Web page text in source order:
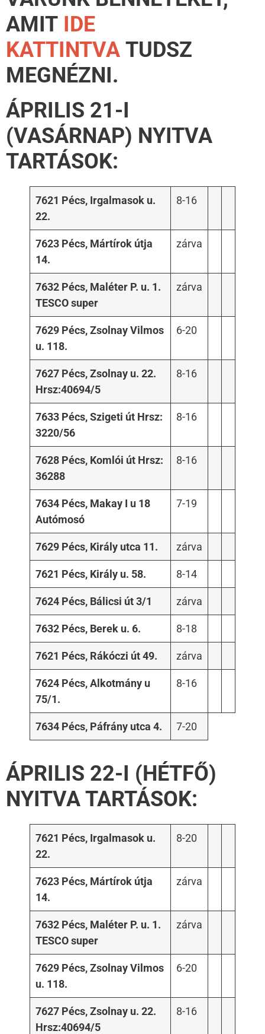
AMIT IDE
KATTINTVA TUDSZ
MEGNÉZNI.
ÁPRILIS 21-I
(VASÁRNAP) NYITVA
TARTÁSOK:
7621 Pécs, Irgalmasok u.
22.
8-16
7623 Pécs, Mártírok útja
14.
zárva
7632 Pécs, Maléter P. u. 1.
TESCO super
zárva
7629 Pécs, Zsolnay Vilmos
u. 118.
6-20
7627 Pécs, Zsolnay u. 22.
Hrsz:40694/5
8-16
7633 Pécs, Szigeti út Hrsz:
3220/56
8-16
7628 Pécs, Komlói út Hrsz:
36288
8-16
7634 Pécs, Makay I u 18
Autómosó
7-19
7629 Pécs, Király utca 11. zárva
7621 Pécs, Király u. 58. 8-14
7624 Pécs, Bálicsi út 3/1 zárva
7632 Pécs, Berek u. 6. 8-18
7621 Pécs, Rákóczi út 49. zárva
7624 Pécs, Alkotmány u
75/1.
8-16
7634 Pécs, Páfrány utca 4. 7-20
ÁPRILIS 22-I (HÉTFŐ)
NYITVA TARTÁSOK:
7621 Pécs, Irgalmasok u.
22.
8-20
7623 Pécs, Mártírok útja
14.
zárva
7632 Pécs, Maléter P. u. 1.
TESCO super
zárva
7629 Pécs, Zsolnay Vilmos
u. 118.
6-20
7627 Pécs, Zsolnay u. 22.
Hrsz:40694/5
8-16